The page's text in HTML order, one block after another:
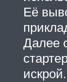
Её
Далее
искрой.